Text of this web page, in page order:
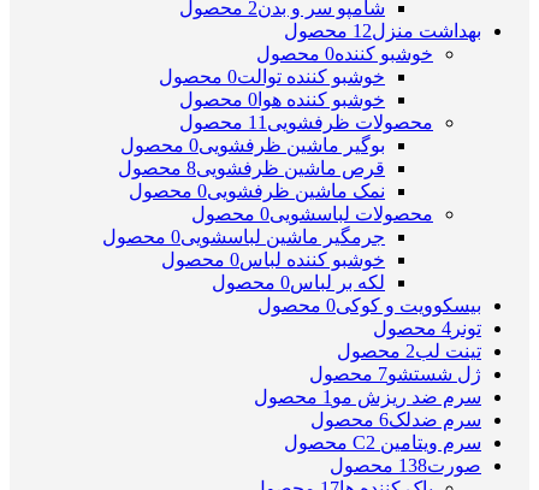
شامپو سر و بدن2 محصول
بهداشت منزل12 محصول
خوشبو کننده0 محصول
خوشبو کننده توالت0 محصول
خوشبو کننده هوا 0 محصول
محصولات ظرفشویی 11 محصول
بوگیر ماشین ظرفشویی0 محصول
قرص ماشین ظرفشویی8 محصول
نمک ماشین ظرفشویی0 محصول
محصولات لباسشویی0 محصول
جرمگیر ماشین لباسشویی0 محصول
خوشبو کننده لباس0 محصول
لکه بر لباس0 محصول
بیسکوویت و کوکی0 محصول
تونر 4 محصول
تینت لب2 محصول
ژل شستشو7 محصول
سرم ضد ریزش مو 1 محصول
سرم ضدلک6 محصول
سرم ویتامین C 2 محصول
صورت138 محصول